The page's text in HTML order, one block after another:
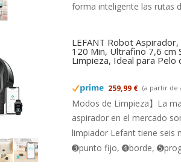
forma inteligente las rutas
LEFANT Robot
120 Min, Ultrafino 7,6 cm
Limpieza, Ideal para
259,99 € (a partir de
Modos de Limpieza】La
aspirador en el mercado
limpiador Lefant tiene seis
➌punto fijo, ➍borde,